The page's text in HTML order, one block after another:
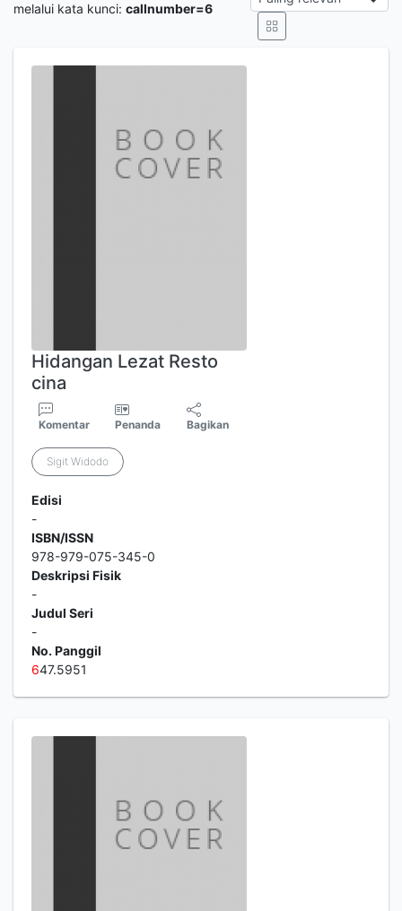
melalui kata kunci: callnumber=6
Hidangan Lezat Resto
cina
Komentar Penanda Bagikan
Sigit Widodo
Edisi
-
ISBN/ISSN
978-979-075-345-0
Deskripsi Fisik
-
Judul Seri
-
No. Panggil
647.5951